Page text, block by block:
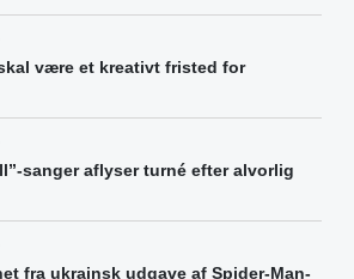
være et kreativt fristed for
sanger aflyser turné efter alvorlig
fra ukrainsk udgave af Spider-Man-